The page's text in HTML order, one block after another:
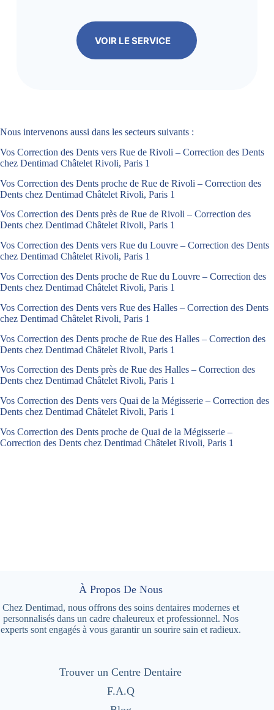
VOIR LE SERVICE
Nous intervenons aussi dans les secteurs suivants :
Vos Correction des Dents vers Rue de Rivoli – Correction des Dents
chez Dentimad Châtelet Rivoli, Paris 1
Vos Correction des Dents proche de Rue de Rivoli – Correction des
Dents chez Dentimad Châtelet Rivoli, Paris 1
Vos Correction des Dents près de Rue de Rivoli – Correction des
Dents chez Dentimad Châtelet Rivoli, Paris 1
Vos Correction des Dents vers Rue du Louvre – Correction des Dents
chez Dentimad Châtelet Rivoli, Paris 1
Vos Correction des Dents proche de Rue du Louvre – Correction des
Dents chez Dentimad Châtelet Rivoli, Paris 1
Vos Correction des Dents vers Rue des Halles – Correction des Dents
chez Dentimad Châtelet Rivoli, Paris 1
Vos Correction des Dents proche de Rue des Halles – Correction des
Dents chez Dentimad Châtelet Rivoli, Paris 1
Vos Correction des Dents près de Rue des Halles – Correction des
Dents chez Dentimad Châtelet Rivoli, Paris 1
Vos Correction des Dents vers Quai de la Mégisserie – Correction des
Dents chez Dentimad Châtelet Rivoli, Paris 1
Vos Correction des Dents proche de Quai de la Mégisserie –
Correction des Dents chez Dentimad Châtelet Rivoli, Paris 1
À Propos De Nous
Chez Dentimad, nous offrons des soins dentaires modernes et
personnalisés dans un cadre chaleureux et professionnel. Nos
experts sont engagés à vous garantir un sourire sain et radieux.
Trouver un Centre Dentaire
F.A.Q